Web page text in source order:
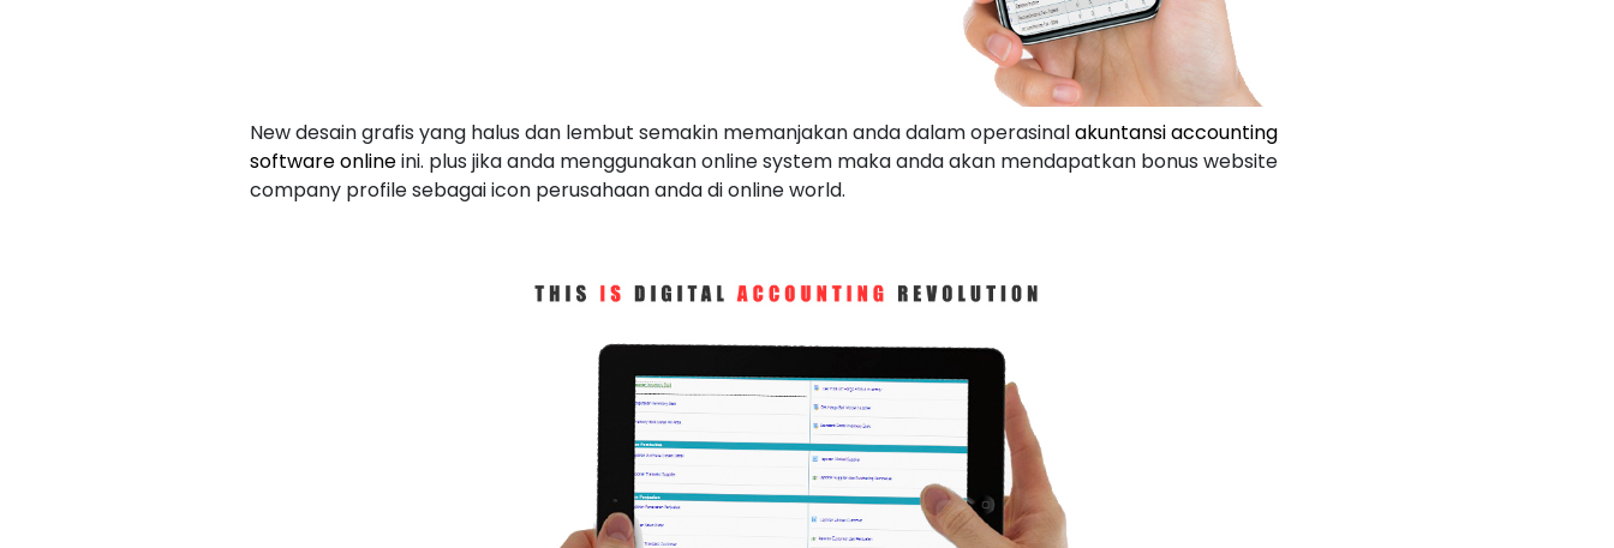
New desain grafis yang halus dan lembut semakin memanjakan anda dalam operasinalakuntansi accounting
software onlineini. plus jika anda menggunakan online system maka anda akan mendapatkan bonus website
company profile sebagai icon perusahaan anda di online world.